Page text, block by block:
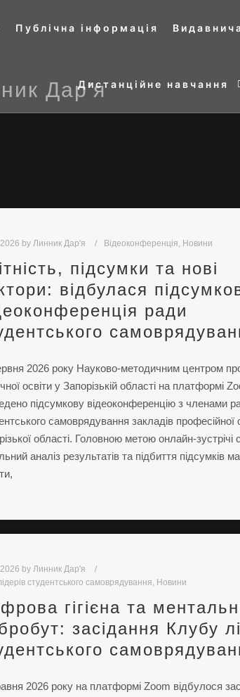
Публічна інформація
Дистанційне навчання
Дар'я
by Линник Дар'я Відеоконференція Новини
підсумки та нові
відбулася
ради
2026 року Науково-методичним центром
освіти у Запорізькій області на платформі
підсумкову відеоконференцію з членами
самоврядування закладів професійної
області. Головною метою онлайн-зустрічі
аналіз результатів та підбиття підсумків
by Линник Дар'я
студентського самоврядування
Новини
гігієна та
засідання Клубу
2026 року на платформі Zoom відбулося